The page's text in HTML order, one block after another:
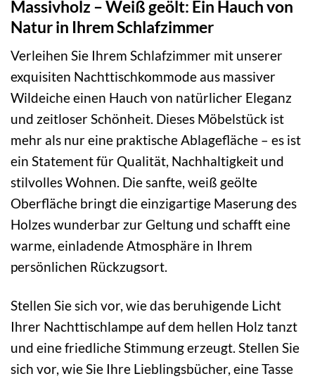
Massivholz – Weiß geölt: Ein Hauch von
Natur in Ihrem Schlafzimmer
Verleihen Sie Ihrem Schlafzimmer mit unserer
exquisiten Nachttischkommode aus massiver
Wildeiche einen Hauch von natürlicher Eleganz
und zeitloser Schönheit. Dieses Möbelstück ist
mehr als nur eine praktische Ablagefläche – es ist
ein Statement für Qualität, Nachhaltigkeit und
stilvolles Wohnen. Die sanfte, weiß geölte
Oberfläche bringt die einzigartige Maserung des
Holzes wunderbar zur Geltung und schafft eine
warme, einladende Atmosphäre in Ihrem
persönlichen Rückzugsort.
Stellen Sie sich vor, wie das beruhigende Licht
Ihrer Nachttischlampe auf dem hellen Holz tanzt
und eine friedliche Stimmung erzeugt. Stellen Sie
sich vor, wie Sie Ihre Lieblingsbücher, eine Tasse